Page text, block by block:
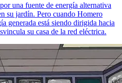
una fuente de energía alternativa
su jardín. Pero cuando Homero
generada está siendo dirigida hacia
su casa de la red eléctrica.